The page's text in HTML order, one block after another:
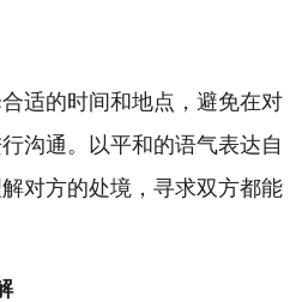
适的时间和地点，避免在对
沟通。以平和的语气表达自
对方的处境，寻求双方都能